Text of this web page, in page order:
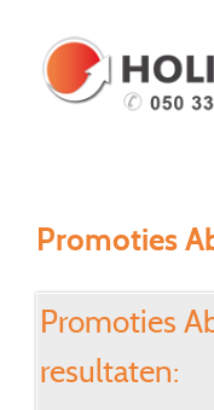
Promoties
Promoties
resultaten: